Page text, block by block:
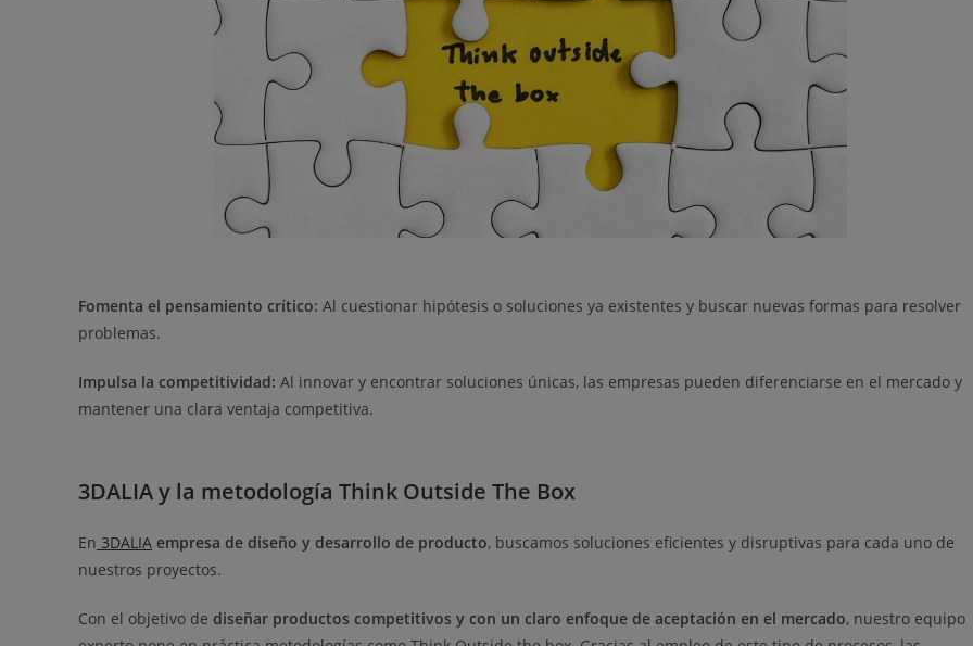
Fomenta el pensamiento crítico: Al cuestionar hipótesis o soluciones ya existentes y buscar nuevas formas para resolver
problemas.
Impulsa la competitividad: Al innovar y encontrar soluciones únicas, las empresas pueden diferenciarse en el mercado y
mantener una clara ventaja competitiva.
3DALIA y la metodología Think Outside The Box
En 3DALIA empresa de diseño y desarrollo de producto, buscamos soluciones eficientes y disruptivas para cada uno de
nuestros proyectos.
Con el objetivo de diseñar productos competitivos y con un claro enfoque de aceptación en el mercado, nuestro equipo